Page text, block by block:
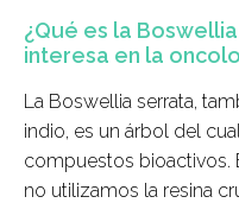
¿Qué es la
interesa en la
La Boswellia serrata,
indio, es un árbol del
compuestos bioactivos.
no utilizamos la resina